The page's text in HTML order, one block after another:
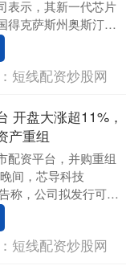
表示，其新一代芯片
得克萨斯州奥斯汀的
在新闻稿中表示，
短线配资炒股网
开盘大涨超11%，
产重组
配资平台，并购重组
间，芯导科技
称，公司拟发行可转
向盛锋、李晖、黄
短线配资炒股网